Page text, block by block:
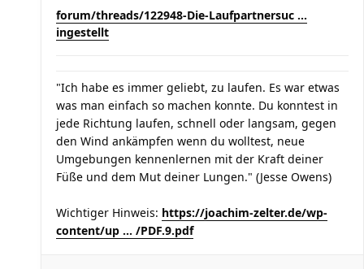
forum/threads/122948-Die-Laufpartnersuc ...
ingestellt
"Ich habe es immer geliebt, zu laufen. Es war etwas
was man einfach so machen konnte. Du konntest in
jede Richtung laufen, schnell oder langsam, gegen
den Wind ankämpfen wenn du wolltest, neue
Umgebungen kennenlernen mit der Kraft deiner
Füße und dem Mut deiner Lungen." (Jesse Owens)
Wichtiger Hinweis: https://joachim-zelter.de/wp-
content/up ... /PDF.9.pdf